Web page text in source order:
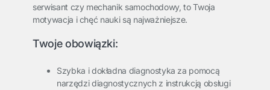
serwisant czy mechanik samochodowy, to Twoja
motywacja i chęć nauki są najważniejsze.
Twoje obowiązki:
Szybka i dokładna diagnostyka za pomocą
narzędzi diagnostycznych z instrukcją obsługi